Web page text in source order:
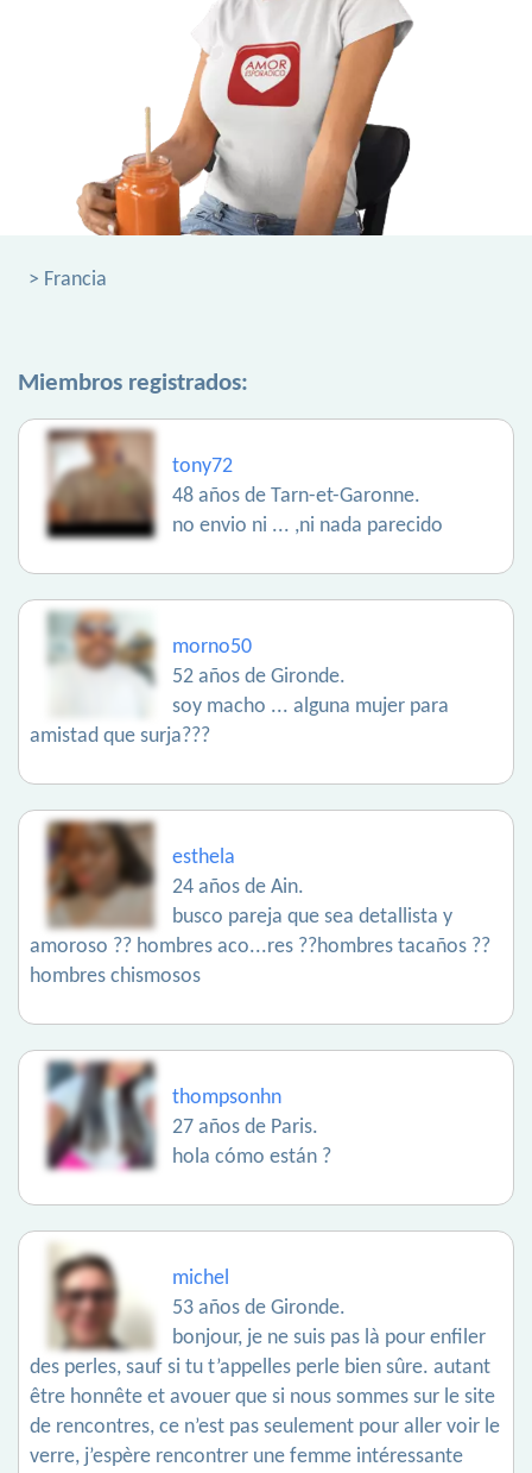
> Francia
Miembros registrados:
tony72
48 años de Tarn-et-Garonne.
no envio ni ... ,ni nada parecido
morno50
52 años de Gironde.
soy macho ... alguna mujer para
amistad que surja???
esthela
24 años de Ain.
busco pareja que sea detallista y
amoroso ?? hombres aco...res ??hombres tacaños ??
hombres chismosos
thompsonhn
27 años de Paris.
hola cómo están ?
michel
53 años de Gironde.
bonjour, je ne suis pas là pour enfiler
des perles, sauf si tu t’appelles perle bien sûre. autant
être honnête et avouer que si nous sommes sur le site
de rencontres, ce n’est pas seulement pour aller voir le
verre, j’espère rencontrer une femme intéressante